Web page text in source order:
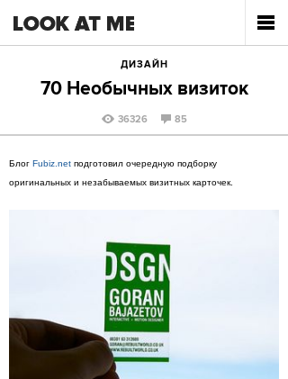
ДИЗАЙН
70 Необычных визиток
36326 85
Блог Fubiz.net подготовил очередную подборку
оригинальных и незабываемых визитных карточек.